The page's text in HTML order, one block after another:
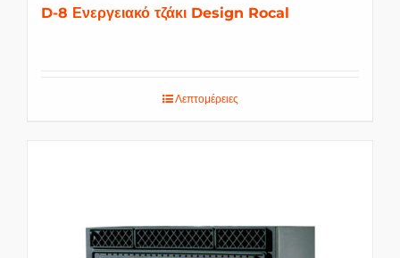
D-8 Ενεργειακό τζάκι Design Rocal
Λεπτομέρειες